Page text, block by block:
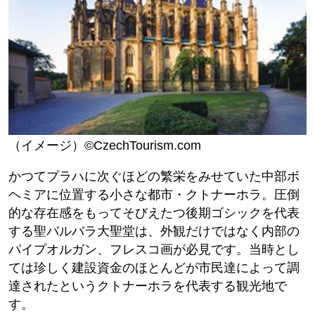
（イメージ）©CzechTourism.com
かつてプラハに次ぐほどの繁栄をみせていた中部ボ
ヘミアに位置する小さな都市・クトナーホラ。圧倒
的な存在感をもってそびえたつ後期ゴシックを代表
する聖バルバラ大聖堂は、外観だけではなく内部の
パイプオルガン、フレスコ画が必見です。当時とし
ては珍しく建設資金のほとんどが市民達によって調
達されたというクトナーホラを代表する観光地で
す。